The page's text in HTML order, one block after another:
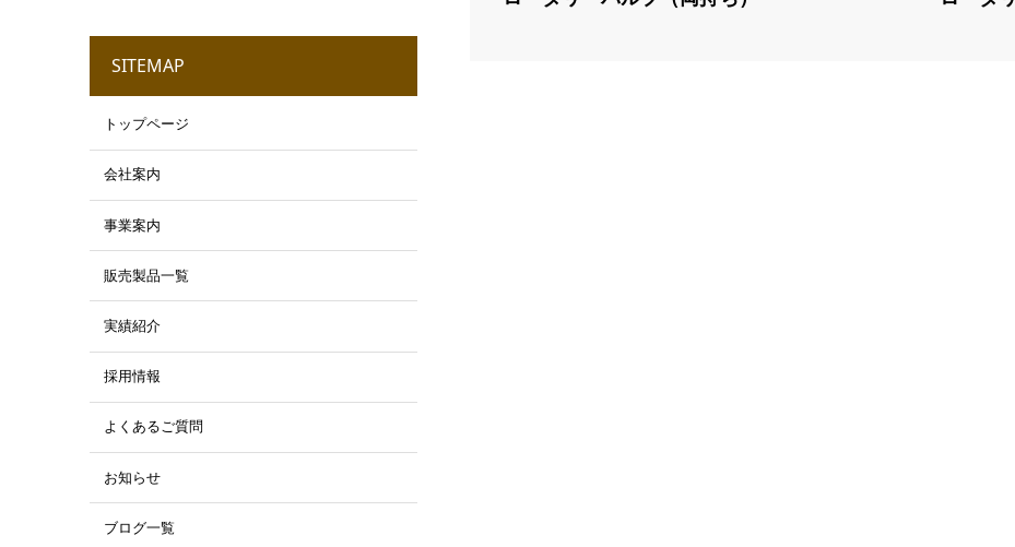
SITEMAP
トップページ
会社案内
事業案内
販売製品一覧
実績紹介
採用情報
よくあるご質問
お知らせ
ブログ一覧